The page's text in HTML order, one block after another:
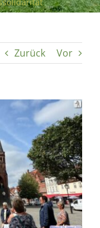
Zurück Vor